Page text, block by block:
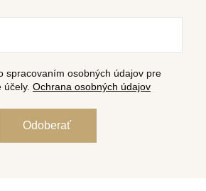
spracovaním osobných údajov pre
účely. Ochrana osobných údajov